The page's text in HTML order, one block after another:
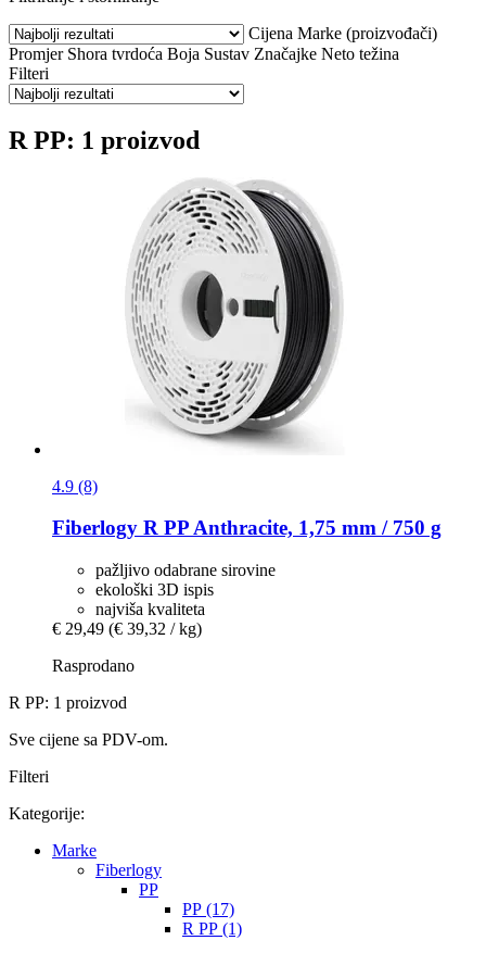
Cijena Marke (proizvođači)
Promjer Shora tvrdoća Boja Sustav Značajke Neto težina
Filteri
R PP: 1 proizvod
4.9 (8)
Fiberlogy R PP Anthracite, 1,75 mm / 750 g
pažljivo odabrane sirovine
ekološki 3D ispis
najviša kvaliteta
€ 29,49 (€ 39,32 / kg)
Rasprodano
R PP: 1 proizvod
Sve cijene sa PDV-om.
Filteri
Kategorije:
Marke
Fiberlogy
PP
PP (17)
R PP (1)